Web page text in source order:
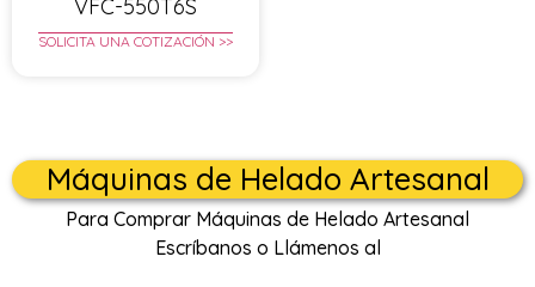
VFC-550T6S
SOLICITA UNA COTIZACIÓN >>
Máquinas de Helado Artesanal
Para Comprar Máquinas de Helado Artesanal
Escríbanos o Llámenos al